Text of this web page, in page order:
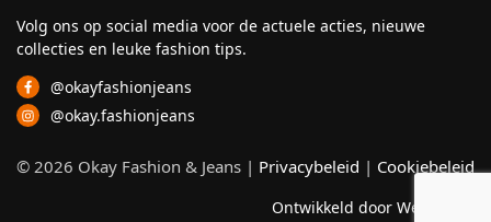
Volg ons op social media voor de actuele acties, nieuwe
collecties en leuke fashion tips.
@okayfashionjeans
@okay.fashionjeans
© 2026 Okay Fashion & Jeans | Privacybeleid | Cookiebeleid
Ontwikkeld door Webzuiver